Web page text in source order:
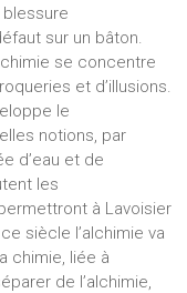
sur un bâton.
se concentre
et d’illusions.
le
notions, par
d’eau et de
les
à Lavoisier
siècle l’alchimie va
chimie, liée à
de l’alchimie,